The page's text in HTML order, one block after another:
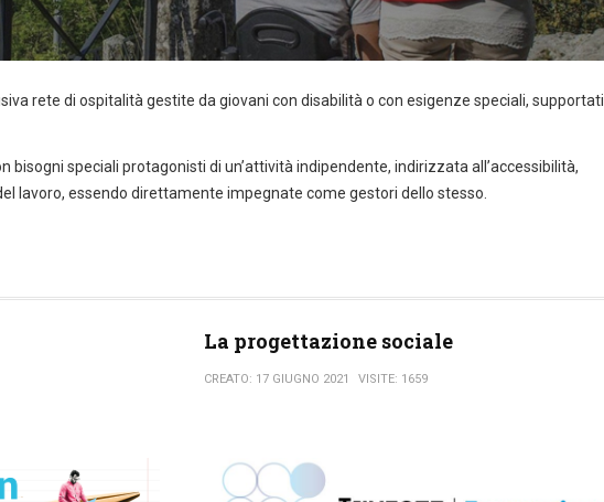
rete di ospitalità gestite da giovani con disabilità o con esigenze speciali, supportati
bisogni speciali protagonisti di un’attività indipendente, indirizzata all’accessibilità,
lavoro, essendo direttamente impegnate come gestori dello stesso.
La progettazione sociale
CREATO: 17 GIUGNO 2021 VISITE: 1659